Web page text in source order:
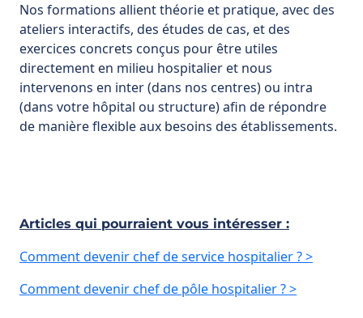
Nos formations allient théorie et pratique, avec des
ateliers interactifs, des études de cas, et des
exercices concrets conçus pour être utiles
directement en milieu hospitalier et nous
intervenons en inter (dans nos centres) ou intra
(dans votre hôpital ou structure) afin de répondre
de manière flexible aux besoins des établissements.
Articles qui pourraient vous intéresser :
Comment devenir chef de service hospitalier ? >
Comment devenir chef de pôle hospitalier ? >